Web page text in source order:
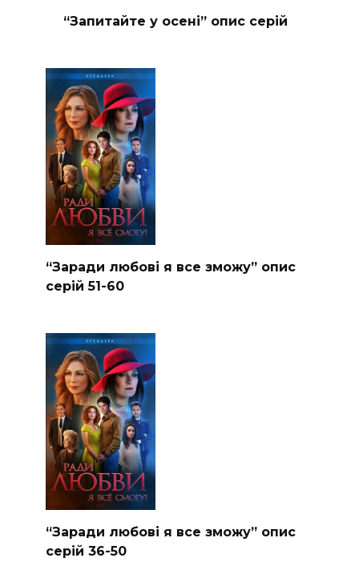
“Запитайте у осені” опис серій
“Заради любові я все зможу” опис
серій 51-60
“Заради любові я все зможу” опис
серій 36-50